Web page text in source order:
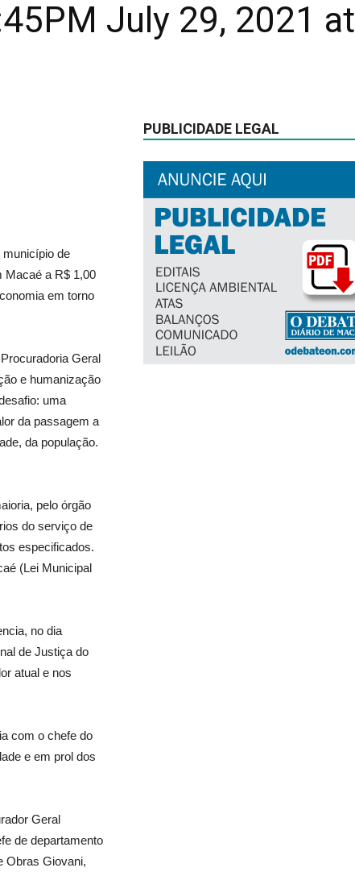
July 29, 2021 at
município de
Macaé a R$ 1,00
em torno
Geral
e humanização
uma
da passagem a
da população.
pelo órgão
do serviço de
especificados.
(Lei Municipal
no dia
de Justiça do
atual e nos
com o chefe do
e em prol dos
Geral
de departamento
Obras Giovani,
PUBLICIDADE LEGAL